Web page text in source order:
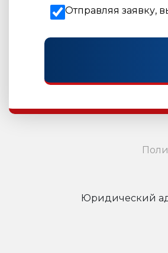
Отправляя заявку,
Юридический